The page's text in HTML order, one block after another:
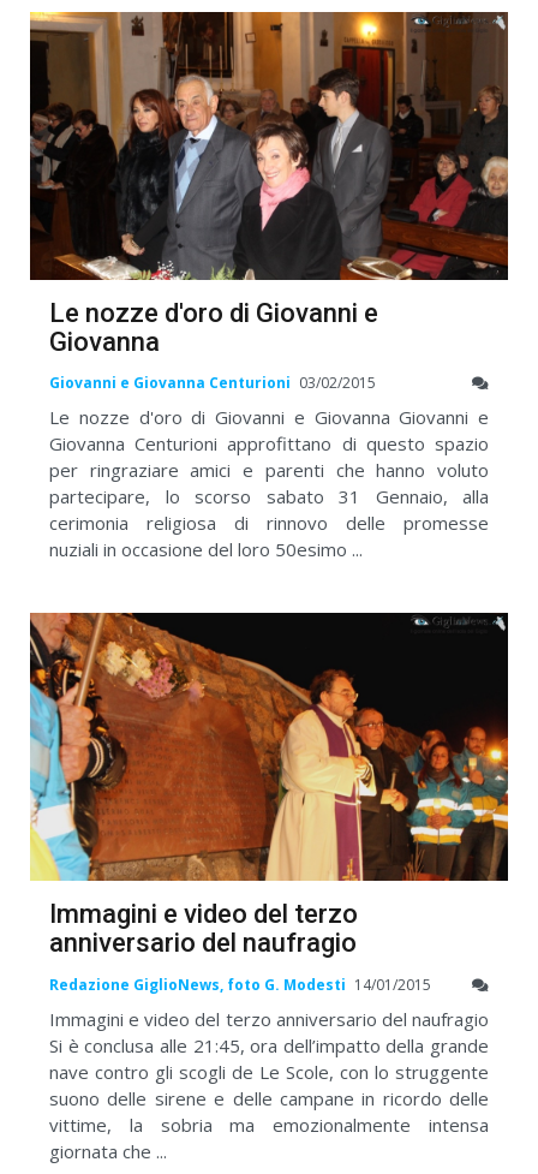
Le nozze d'oro di Giovanni e
Giovanna
Giovanni e Giovanna Centurioni 03/02/2015
Le nozze d'oro di Giovanni e Giovanna Giovanni e
Giovanna Centurioni approfittano di questo spazio
per ringraziare amici e parenti che hanno voluto
partecipare, lo scorso sabato 31 Gennaio, alla
cerimonia religiosa di rinnovo delle promesse
nuziali in occasione del loro 50esimo ...
Immagini e video del terzo
anniversario del naufragio
Redazione GiglioNews, foto G. Modesti 14/01/2015
Immagini e video del terzo anniversario del naufragio
Si è conclusa alle 21:45, ora dell’impatto della grande
nave contro gli scogli de Le Scole, con lo struggente
suono delle sirene e delle campane in ricordo delle
vittime, la sobria ma emozionalmente intensa
giornata che ...